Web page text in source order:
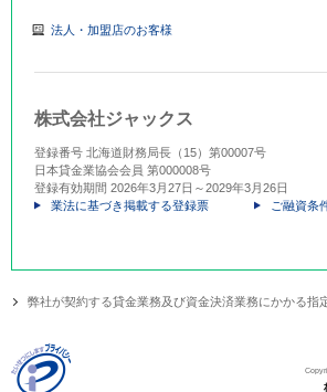
法人・加盟店のお客様
株式会社ジャックス
登録番号 北海道財務局長（15）第00007号
日本貸金業協会会員 第000008号
登録有効期間 2026年3月27日～2029年3月26日
業法に基づき掲載する登録票
ご融資条
弊社が契約する貸金業務及び資金決済業務にかかる指